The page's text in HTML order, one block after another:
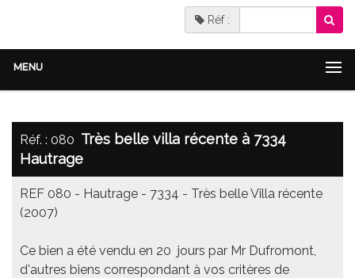
Réf :
MENU
Réf. : 080 Très belle villa récente à 7334
Hautrage
REF 080 - Hautrage - 7334 - Très belle Villa récente
(2007)
Ce bien a été vendu en 20 jours par Mr Dufromont,
d'autres biens correspondant à vos critères de